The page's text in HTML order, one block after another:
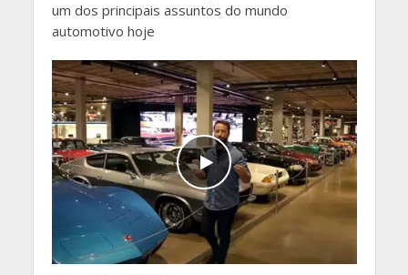
um dos principais assuntos do mundo
automotivo hoje